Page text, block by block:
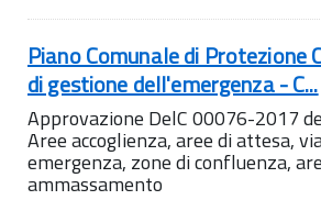
Piano Comunale di Protezione
di gestione dell'emergenza - C...
Approvazione DelC 00076-2017
Aree accoglienza, aree di attesa,
emergenza, zone di confluenza,
ammassamento